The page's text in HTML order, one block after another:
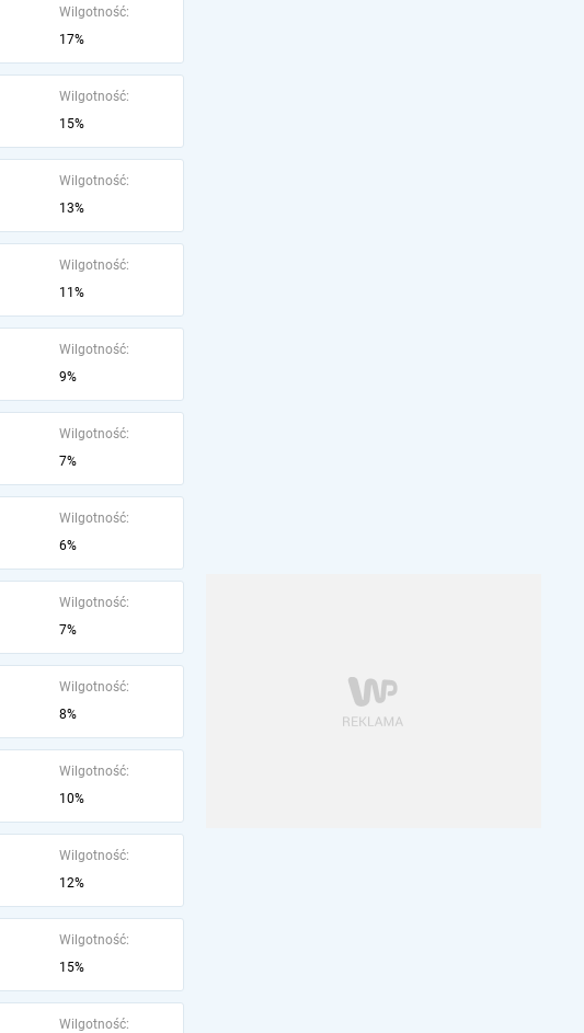
Wilgotność:
17%
Wilgotność:
15%
Wilgotność:
13%
Wilgotność:
11%
Wilgotność:
9%
Wilgotność:
7%
Wilgotność:
6%
Wilgotność:
7%
Wilgotność:
8%
Wilgotność:
10%
Wilgotność:
12%
Wilgotność:
15%
Wilgotność: